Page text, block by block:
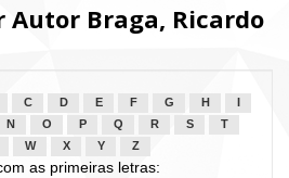
Autor Braga, Ricardo
C D E F G H
N O P Q R S
T
W X Y Z
as primeiras letras: